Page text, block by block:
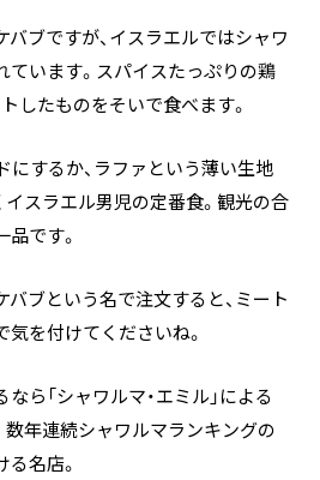
ブですが、イスラエルではシャワ
ています。スパイスたっぷりの鶏
したものをそいで食べます。
にするか、ラファという薄い生地
スラエル男児の定番食。観光の合
です。
ブという名で注文すると、ミート
を付けてくださいね。
ら「シャワルマ・エミル」による
数年連続シャワルマランキングの
名店。